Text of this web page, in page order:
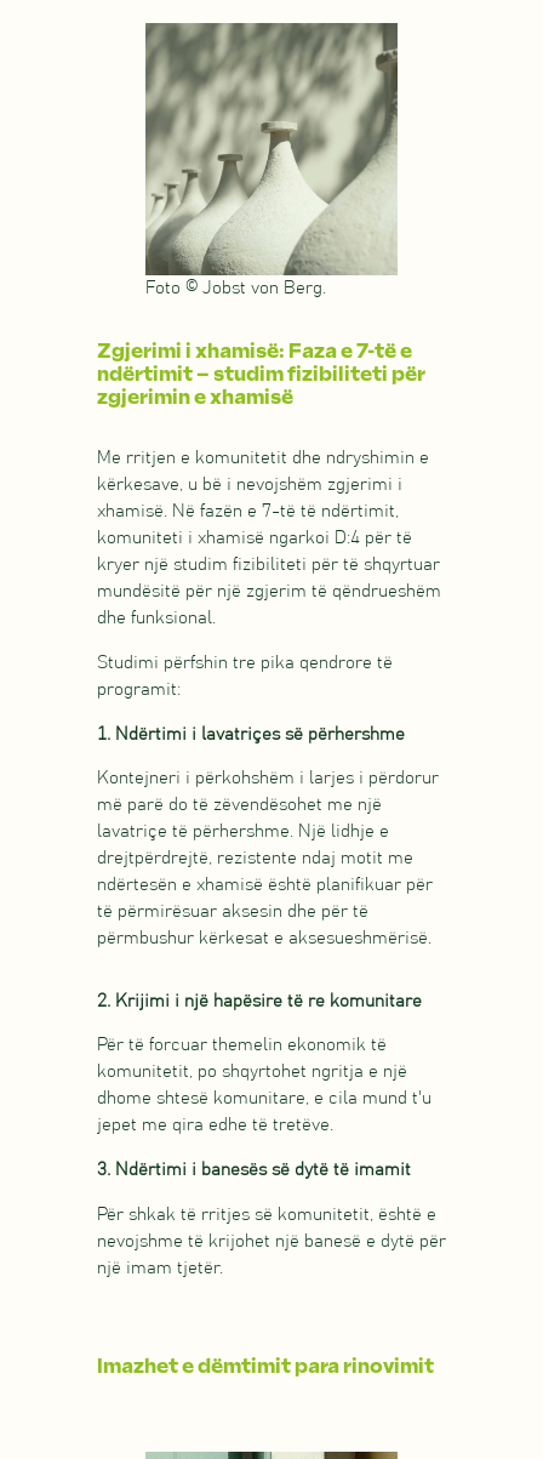
Foto © Jobst von Berg.
Zgjerimi i xhamisë: Faza e 7-të e
ndërtimit – studim fizibiliteti për
zgjerimin e xhamisë
Me rritjen e komunitetit dhe ndryshimin e
kërkesave, u bë i nevojshëm zgjerimi i
xhamisë. Në fazën e 7-të të ndërtimit,
komuniteti i xhamisë ngarkoi D:4 për të
kryer një studim fizibiliteti për të shqyrtuar
mundësitë për një zgjerim të qëndrueshëm
dhe funksional.
Studimi përfshin tre pika qendrore të
programit:
1. Ndërtimi i lavatriçes së përhershme
Kontejneri i përkohshëm i larjes i përdorur
më parë do të zëvendësohet me një
lavatriçe të përhershme. Një lidhje e
drejtpërdrejtë, rezistente ndaj motit me
ndërtesën e xhamisë është planifikuar për
të përmirësuar aksesin dhe për të
përmbushur kërkesat e aksesueshmërisë.
2. Krijimi i një hapësire të re komunitare
Për të forcuar themelin ekonomik të
komunitetit, po shqyrtohet ngritja e një
dhome shtesë komunitare, e cila mund t'u
jepet me qira edhe të tretëve.
3. Ndërtimi i banesës së dytë të imamit
Për shkak të rritjes së komunitetit, është e
nevojshme të krijohet një banesë e dytë për
një imam tjetër.
Imazhet e dëmtimit para rinovimit